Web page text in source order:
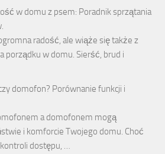
w domu z psem: Poradnik sprzątania
radość, ale wiąże się także z
porządku w domu. Sierść, brud i
domofon? Porównanie funkcji i
a domofonem mogą
i komforcie Twojego domu. Choć
dostępu, …